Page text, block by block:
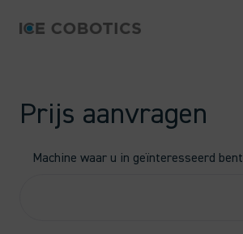
Prijs aanvragen
Machine waar u in geïnteresseerd bent